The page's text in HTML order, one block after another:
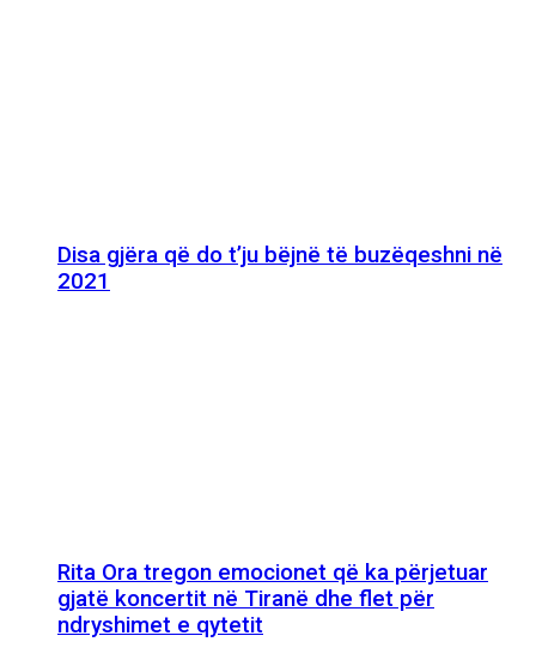
Disa gjëra që do t’ju bëjnë të buzëqeshni në
2021
Rita Ora tregon emocionet që ka përjetuar
gjatë koncertit në Tiranë dhe flet për
ndryshimet e qytetit